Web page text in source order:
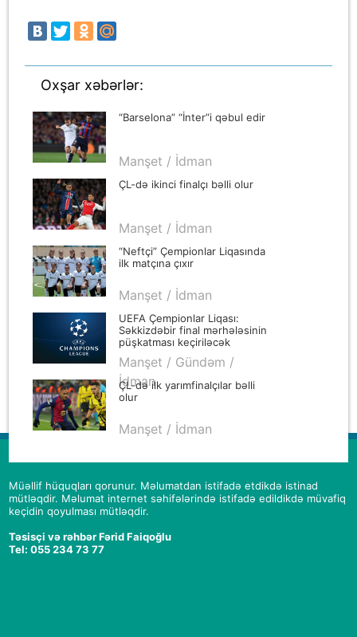
Oxşar xəbərlər:
“Barselona” “İnter”i qəbul edir
Manşet / İdman
ÇL-də ikinci finalçı bəlli olur
Manşet / İdman
“Neftçi” Çempionlar Liqasında
ilk matçına çıxır
Manşet / İdman
UEFA Çempionlar Liqası:
Səkkizdəbir final mərhələsinin
püşkatması keçiriləcək
Manşet / Gündəm /
İdman
ÇL-də ilk yarımfinalçılar bəlli
olur
Manşet / İdman
Müəllif hüquqları qorunur. Məlumatdan istifadə etdikdə istinad
mütləqdir. Məlumat internet səhifələrində istifadə edildikdə müvafiq
keçidin qoyulması mütləqdir.
Təsisçi və rəhbər Fərid Faiqoğlu
Tel: 055 234 73 77